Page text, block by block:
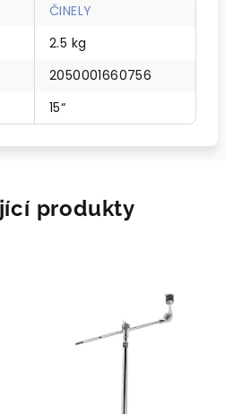
ČINELY
2.5 kg
2050001660756
15“
produkty